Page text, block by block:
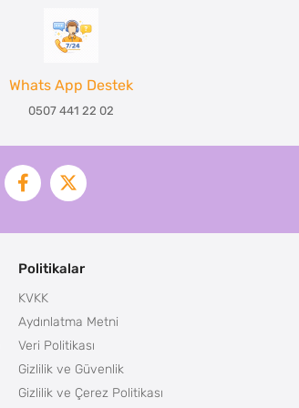
Whats App Destek
0507 441 22 02
Politikalar
KVKK
Aydınlatma Metni
Veri Politikası
Gizlilik ve Güvenlik
Gizlilik ve Çerez Politikası